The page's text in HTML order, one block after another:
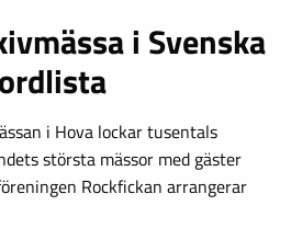
i Svenska
i Hova lockar tusentals
största mässor med gäster
Rockfickan arrangerar